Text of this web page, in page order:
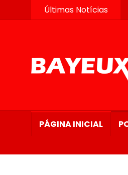
Últimas Notícias
PÁGINA INICIAL